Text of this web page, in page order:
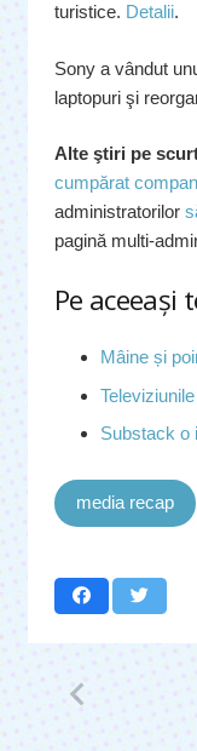
turistice. Detalii.
Sony a vândut
laptopuri şi
Alte ştiri pe
cumpărat
administratorilor
pagină multi-
Pe aceeaşi
Mâine și
Substack o
media recap